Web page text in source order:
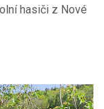
hasiči z Nové